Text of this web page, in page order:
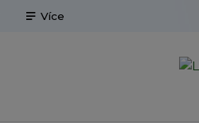
Více